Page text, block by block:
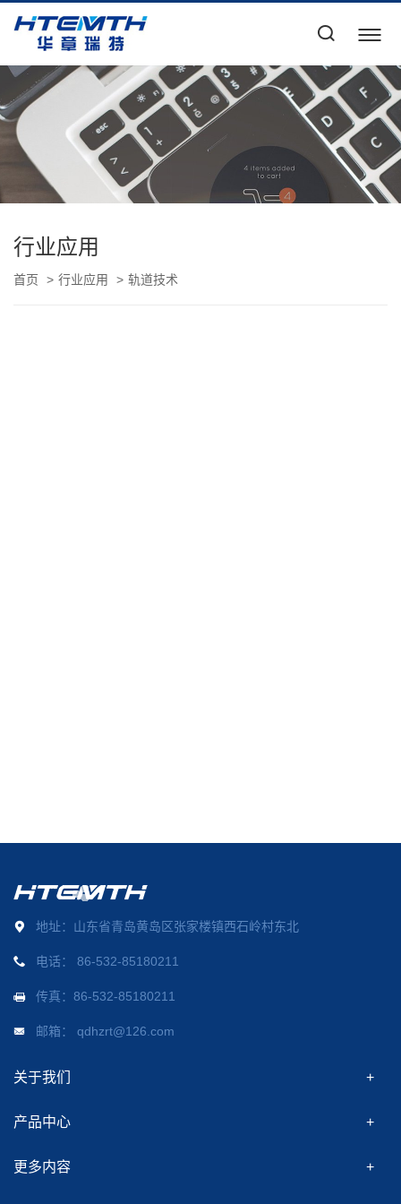
行业应用
首页 行业应用 轨道技术
地址：山东省青岛黄岛区张家楼镇西石岭村东北
电话： 86-532-85180211
传真：86-532-85180211
邮箱： qdhzrt@126.com
关于我们
产品中心
更多内容